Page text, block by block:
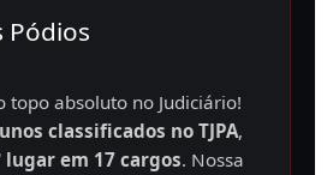
Pódios
topo absoluto no Judiciário!
classificados no TJPA,
lugar em 17 cargos. Nossa